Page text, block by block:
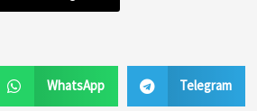
WhatsApp Telegram